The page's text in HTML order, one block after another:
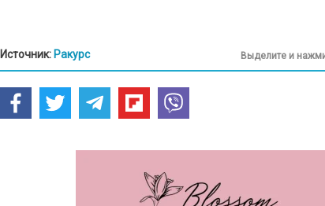
Источник: Ракурс
Выделите и